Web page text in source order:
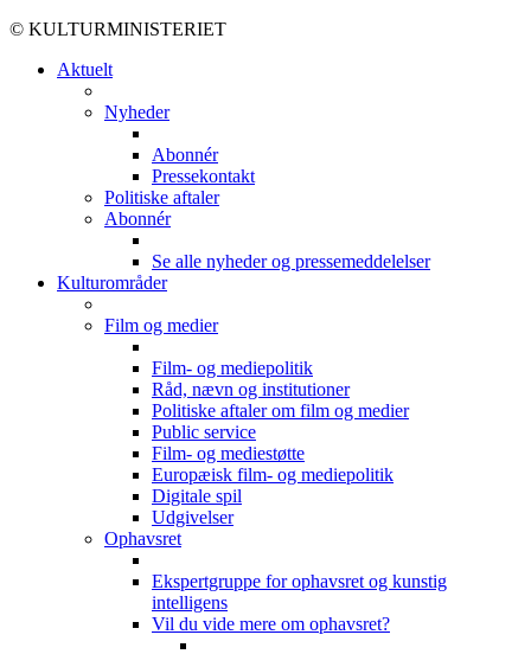
© KULTURMINISTERIET
Aktuelt
Nyheder
Abonnér
Pressekontakt
Politiske aftaler
Abonnér
Se alle nyheder og pressemeddelelser
Kulturområder
Film og medier
Film- og mediepolitik
Råd, nævn og institutioner
Politiske aftaler om film og medier
Public service
Film- og mediestøtte
Europæisk film- og mediepolitik
Digitale spil
Udgivelser
Ophavsret
Ekspertgruppe for ophavsret og kunstig
intelligens
Vil du vide mere om ophavsret?